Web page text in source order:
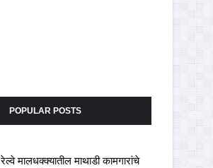
POPULAR POSTS
रेल्वे मालधक्क्यातील माथाडी कामगारांचे